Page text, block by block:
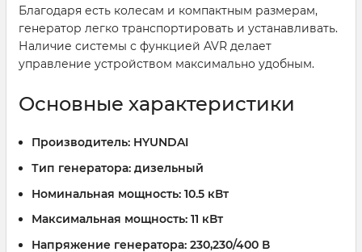
Благодаря есть колесам и компактным размерам,
генератор легко транспортировать и устанавливать.
Наличие системы с функцией AVR делает
управление устройством максимально удобным.
Основные характеристики
Производитель: HYUNDAI
Тип генератора: дизельный
Номинальная мощность: 10.5 кВт
Максимальная мощность: 11 кВт
Напряжение генератора: 230,230/400 В